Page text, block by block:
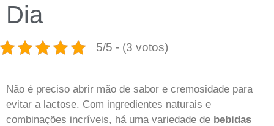
Dia
5/5 - (3 votos)
Não é preciso abrir mão de sabor e cremosidade para
evitar a lactose. Com ingredientes naturais e
combinações incríveis, há uma variedade de bebidas